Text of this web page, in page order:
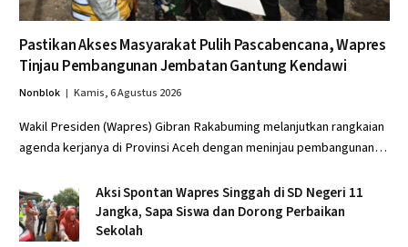
Pastikan Akses Masyarakat Pulih Pascabencana, Wapres
Tinjau Pembangunan Jembatan Gantung Kendawi
Nonblok Kamis, 6 Agustus 2026
Wakil Presiden (Wapres) Gibran Rakabuming melanjutkan rangkaian
agenda kerjanya di Provinsi Aceh dengan meninjau pembangunan…
Aksi Spontan Wapres Singgah di SD Negeri 11
Jangka, Sapa Siswa dan Dorong Perbaikan
Sekolah